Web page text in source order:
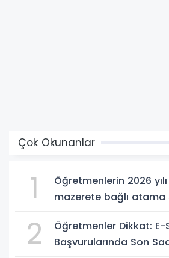
Çok Okunanlar
1
Öğretmenlerin 2026
mazerete bağlı atama
2
Öğretmenler Dikkat: E-
Başvurularında Son